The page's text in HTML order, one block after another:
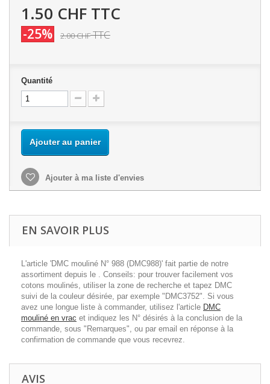
1.50 CHF TTC
-25% 2.00 CHFTTC
Quantité
Ajouter au panier
Ajouter à ma liste d'envies
EN SAVOIR PLUS
L'article 'DMC mouliné N° 988 (DMC988)' fait partie de notre
assortiment depuis le . Conseils: pour trouver facilement vos
cotons moulinés, utiliser la zone de recherche et tapez DMC
suivi de la couleur désirée, par exemple "DMC3752". Si vous
avez une longue liste à commander, utilisez l'article DMC
mouliné en vrac et indiquez les N° désirés à la conclusion de la
commande, sous "Remarques", ou par email en réponse à la
confirmation de commande que vous recevrez.
AVIS